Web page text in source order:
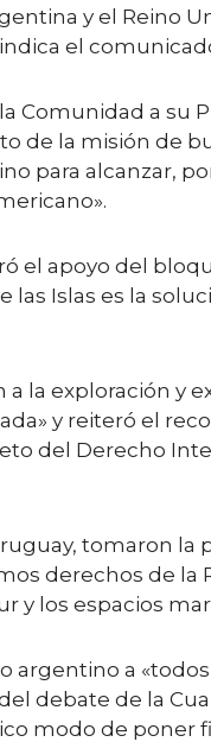
y el Reino
el
Comunidad a su
de la misión de
para alcanzar,
el apoyo del
Islas es la
la exploración y
y reiteró el
del Derecho
tomaron la
derechos de la
y los espacios
argentino a
debate de la
modo de poner